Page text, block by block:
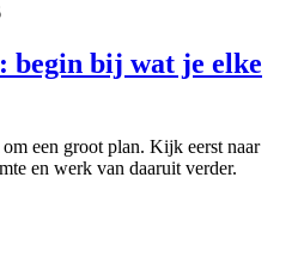
begin bij wat je elke
een groot plan. Kijk eerst naar
en werk van daaruit verder.